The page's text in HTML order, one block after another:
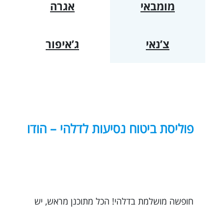
מומבאי אגרה
צ’נאי ג’איפור
פוליסת ביטוח נסיעות לדלהי – הודו
חופשה מושלמת בדלהי! הכל מתוכנן מראש, יש